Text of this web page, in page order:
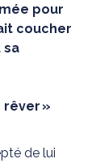
pour
coucher
sa
rêver »
de lui